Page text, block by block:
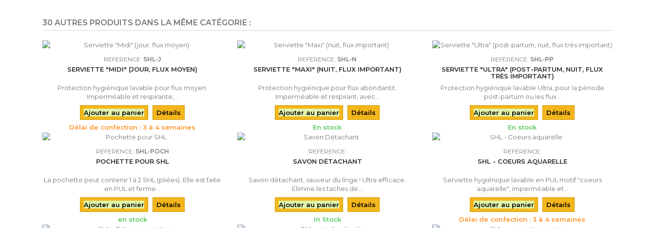
30 AUTRES PRODUITS DANS LA MÊME CATÉGORIE :
REFERENCE: SHL-J
SERVIETTE "MIDI" (JOUR, FLUX MOYEN)
Protection hygiénique lavable pour flux moyen.
Imperméable et respirante,...
Ajouter au panier
Détails
Délai de confection : 3 à 4 semaines
REFERENCE: SHL-N
SERVIETTE "MAXI" (NUIT, FLUX IMPORTANT)
Protection hygiénique pour flux abondantit.
Imperméable et respirant, avec...
Ajouter au panier
Détails
En stock
REFERENCE: SHL-PP
SERVIETTE "ULTRA" (POST-PARTUM, NUIT, FLUX
TRÈS IMPORTANT)
Protection hygiénique lavable Ultra, pour la période
post-partum ou les flux...
Ajouter au panier
Détails
En stock
REFERENCE: SHL-POCH
POCHETTE POUR SHL
La pochette peut contenir 1 à 2 SHL (pliées). Elle est faite
en PUL et ferme...
Ajouter au panier
Détails
en stock
REFERENCE:
SAVON DÉTACHANT
Savon détachant, sauveur du linge ! Ultra efficace.
Élimine les taches de...
Ajouter au panier
Détails
In Stock
REFERENCE:
SHL - COEURS AQUARELLE
Serviette hygiénique lavable en PUL motif "coeurs
aquarelle", imperméable et...
Ajouter au panier
Détails
Délai de confection : 3 à 4 semaines